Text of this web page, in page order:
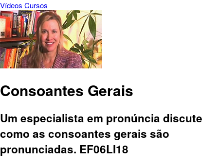
Vídeos Cursos
Consoantes Gerais
Um especialista em pronúncia discute
como as consoantes gerais são
pronunciadas. EF06LI18